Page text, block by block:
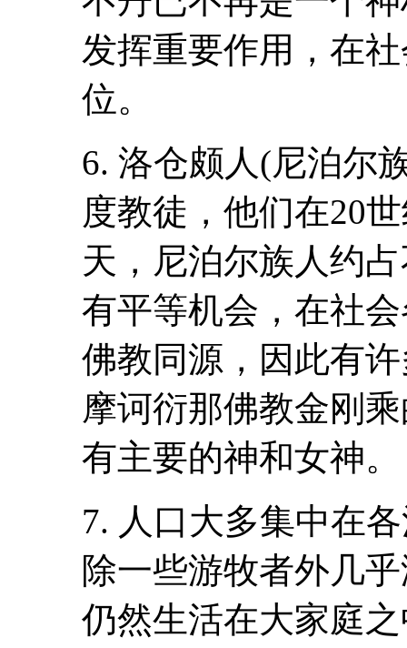
发挥重要作用，在
位。
6. 洛仓颇人(尼泊尔
度教徒，他们在20
天，尼泊尔族人约
有平等机会，在社
佛教同源，因此有
摩诃衍那佛教金刚
有主要的神和女神。
7. 人口大多集中在
除一些游牧者外几
仍然生活在大家庭